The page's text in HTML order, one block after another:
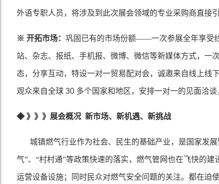
外语专职人员，将涉及到此次展会领域的专业采购商直接
※ 开拓市场： 巩固已有的市场份额——一次参展全年享受
站、杂志、报纸、手机报、微博、微信等新媒体方式，一
态，分享互动，特设一对一贸易配对会，诚邀来自线上线
观众来自全球 30 多个国家和地区，安排一对一的见面洽
◆ 》》》展会概况 新市场、新机遇、新挑战
城镇燃气行业作为社会、民生的基础产业，是国家发
气”、“村村通”等政策快速的落实，燃气管网也在飞快的
运营设备设施；同时民众对燃气安全问题的关注。都在迫